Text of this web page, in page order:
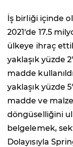
İş birliği içinde
2021'de 17.5
ülkeye ihraç
yaklaşık yüzde
madde
yaklaşık yüzde
madde ve
döngüselliğini
belgelemek,
Dolayısıyla